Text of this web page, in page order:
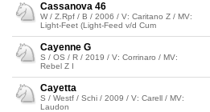
Cassanova 46
W / Z.Rpf / B / 2006 / V: Caritano Z / MV:
Light-Feet (Light-Feed v/d Cum
Cayenne G
S / OS / R / 2019 / V: Corrinaro / MV:
Rebel Z I
Cayetta
S / Westf / Schi / 2009 / V: Carell / MV:
Laudon